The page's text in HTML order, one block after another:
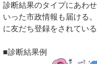
診断結果のタイプにあわ
いった市政情報も届ける
に友だち登録をされてい
■診断結果例